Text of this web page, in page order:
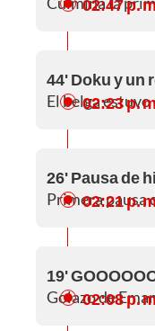
02:47 p.
44' Doku y un
El belga02:23 p.
26' Pausa de
Primera pausa
02:21 p.
19'
Golazo de
02:08 p.